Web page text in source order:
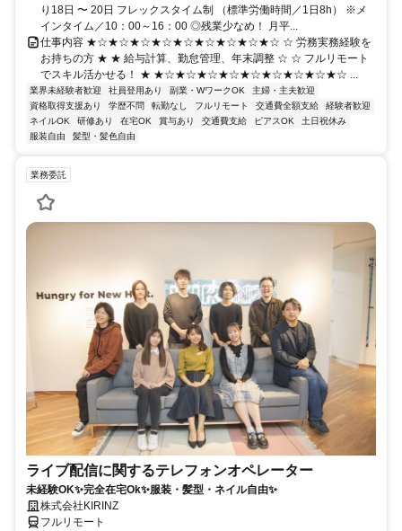
り18日 〜 20日 フレックスタイム制 （標準労働時間／1日8h） ※メ
インタイム／10：00～16：00 ◎残業少なめ！ 月平...
仕事内容 ★☆★☆★☆★☆★☆★☆★☆★☆★☆ ☆ 労務実務経験を
お持ちの方 ★ ★ 給与計算、勤怠管理、年末調整 ☆ ☆ フルリモート
でスキル活かせる！ ★ ★☆★☆★☆★☆★☆★☆★☆★☆★☆ ...
業界未経験者歓迎 社員登用あり 副業・WワークOK
主婦・主夫歓迎
資格取得支援あり
学歴不問 転勤なし フルリモート 交通費全額支給
経験者歓迎
ネイルOK
研修あり 在宅OK 賞与あり 交通費支給 ピアスOK
土日祝休み
服装自由
髪型・髪色自由
業務委託
ライブ配信に関するテレフォンオペレーター
未経験OK✨完全在宅Ok✨服装・髪型・ネイル自由✨
株式会社KIRINZ
フルリモート